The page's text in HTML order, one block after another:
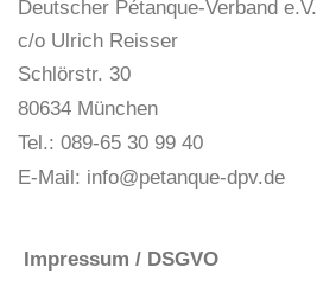
Deutscher Pétanque-Verband e.V.
c/o Ulrich Reisser
Schlörstr. 30
80634 München
Tel.: 089-65 30 99 40
E-Mail: info@petanque-dpv.de
Impressum / DSGVO